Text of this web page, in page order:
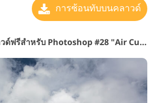
การซ้อนทับบนคลาวด์
การซ้อนทับบนคลาวด์ฟรีสำหรับ Photoshop #28 "Air Currents"